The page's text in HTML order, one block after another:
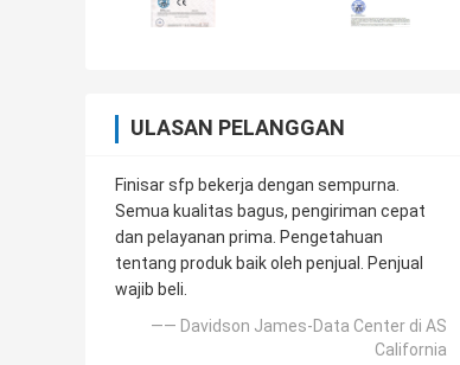
ULASAN PELANGGAN
Finisar sfp bekerja dengan sempurna.
Semua kualitas bagus, pengiriman cepat
dan pelayanan prima. Pengetahuan
tentang produk baik oleh penjual. Penjual
wajib beli.
—— Davidson James-Data Center di AS
California